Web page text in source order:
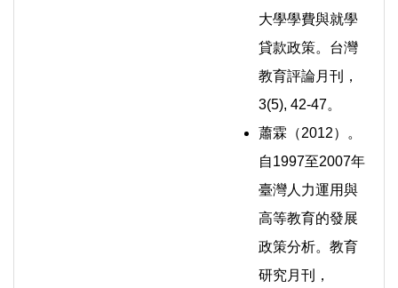
大學學費與就學
貸款政策。台灣
教育評論月刊，
3(5), 42-47。
蕭霖（2012）。
自1997至2007年
臺灣人力運用與
高等教育的發展
政策分析。教育
研究月刊，